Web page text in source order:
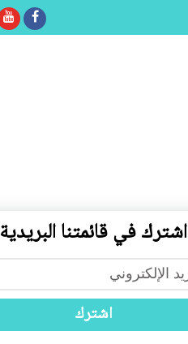
اشترك في قائمتنا البريدية
اشترك